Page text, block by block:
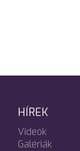
HÍREK
Videók
Galériák